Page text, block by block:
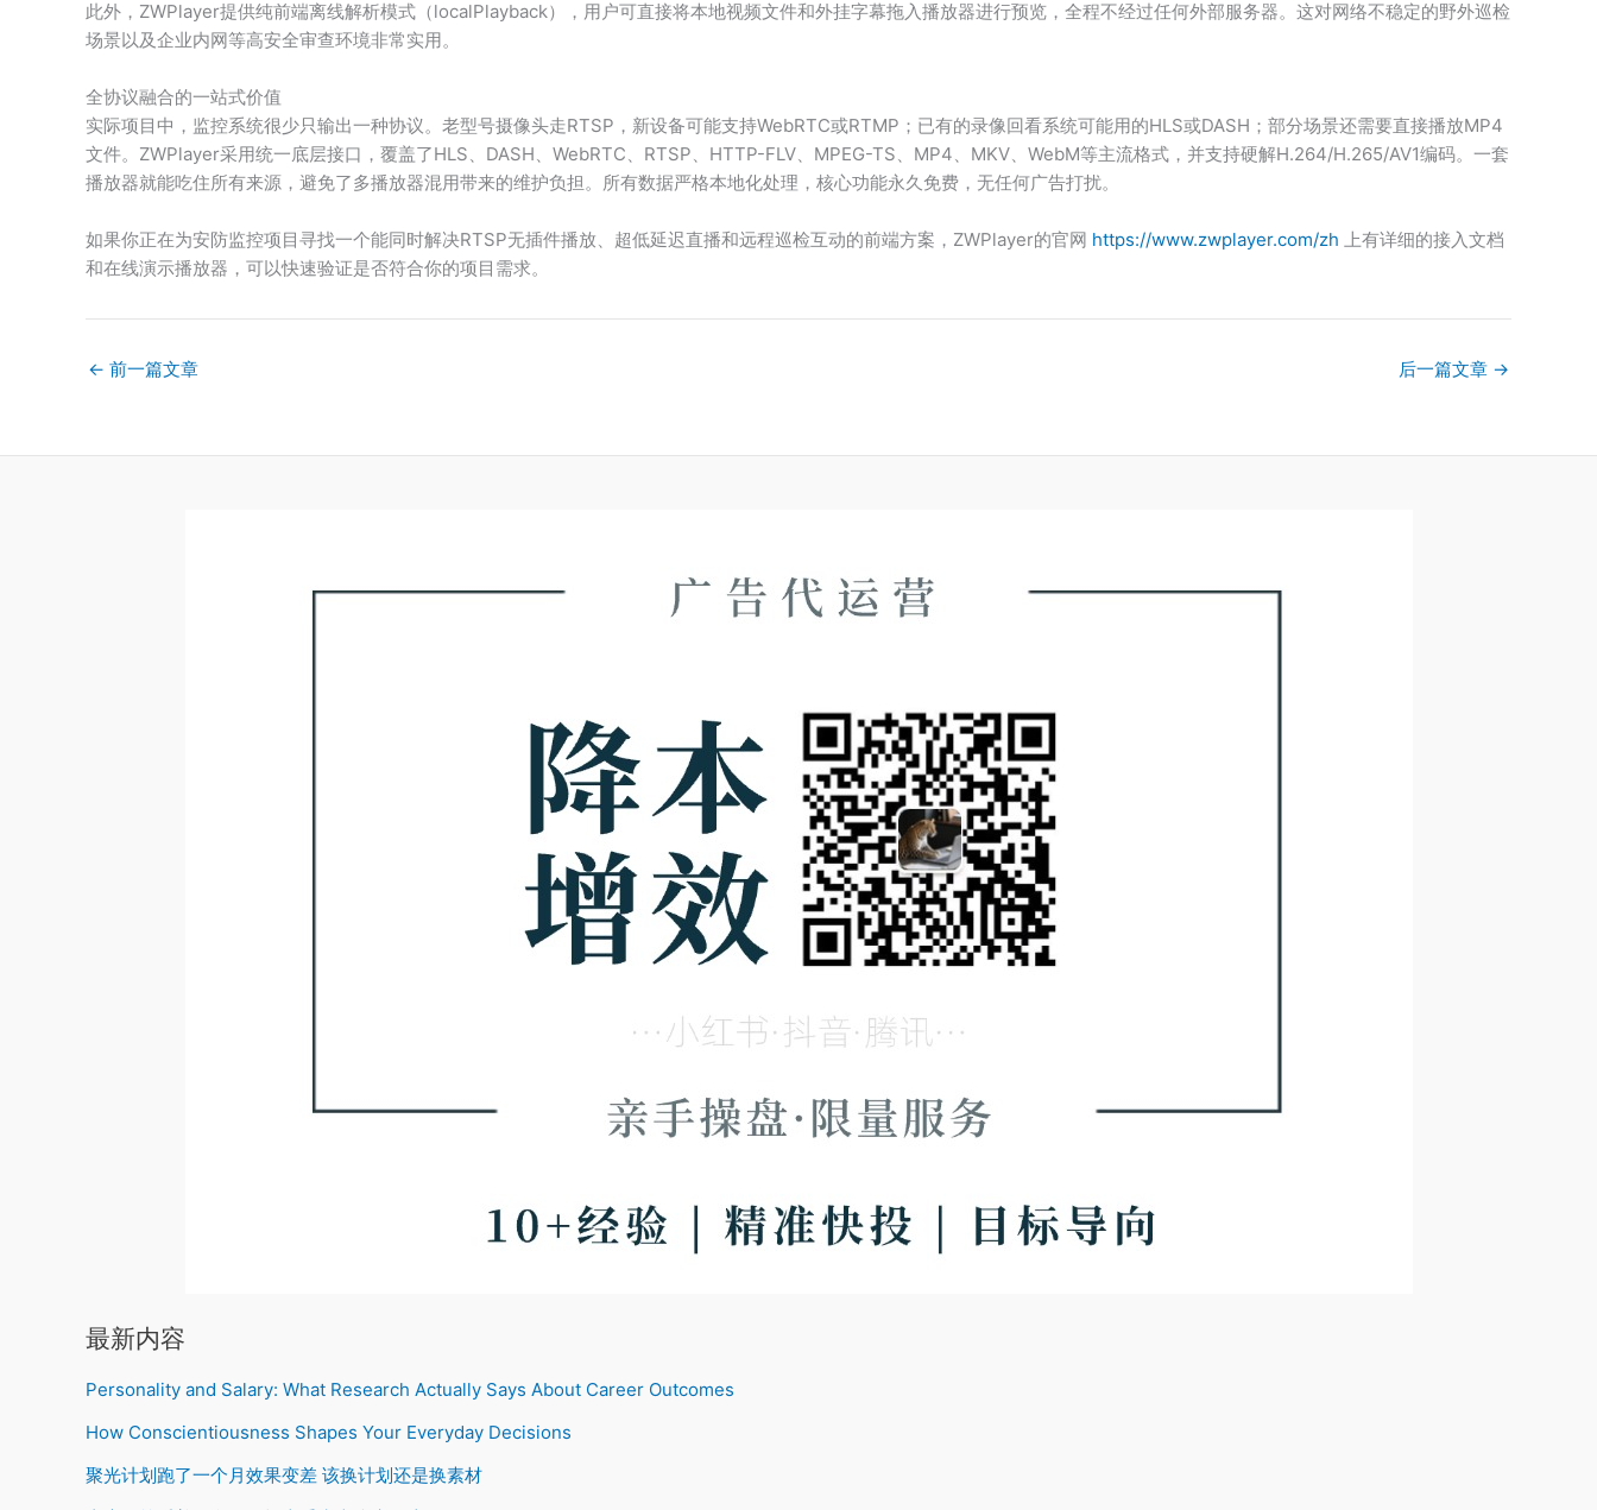
此外，ZWPlayer提供纯前端离线解析模式（localPlayback），用户可直接将本地视频文件和外挂字幕拖入播放器进行预览，全程不经过任何外部服务器。这对网络不稳定的野外巡检
场景以及企业内网等高安全审查环境非常实用。
全协议融合的一站式价值
实际项目中，监控系统很少只输出一种协议。老型号摄像头走RTSP，新设备可能支持WebRTC或RTMP；已有的录像回看系统可能用的HLS或DASH；部分场景还需要直接播放MP4
文件。ZWPlayer采用统一底层接口，覆盖了HLS、DASH、WebRTC、RTSP、HTTP-FLV、MPEG-TS、MP4、MKV、WebM等主流格式，并支持硬解H.264/H.265/AV1编码。一套
播放器就能吃住所有来源，避免了多播放器混用带来的维护负担。所有数据严格本地化处理，核心功能永久免费，无任何广告打扰。
如果你正在为安防监控项目寻找一个能同时解决RTSP无插件播放、超低延迟直播和远程巡检互动的前端方案，ZWPlayer的官网 https://www.zwplayer.com/zh 上有详细的接入文档
和在线演示播放器，可以快速验证是否符合你的项目需求。
← 前一篇文章 后一篇文章 →
最新内容
Personality and Salary: What Research Actually Says About Career Outcomes
How Conscientiousness Shapes Your Everyday Decisions
聚光计划跑了一个月效果变差 该换计划还是换素材